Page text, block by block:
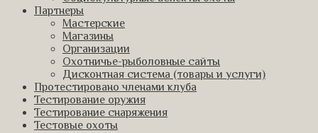
Партнеры
Мастерские
Магазины
Организации
Охотничье-рыболовные сайты
Дисконтная система (товары и услуги)
Протестировано членами клуба
Тестирование оружия
Тестирование снаряжения
Тестовые охоты